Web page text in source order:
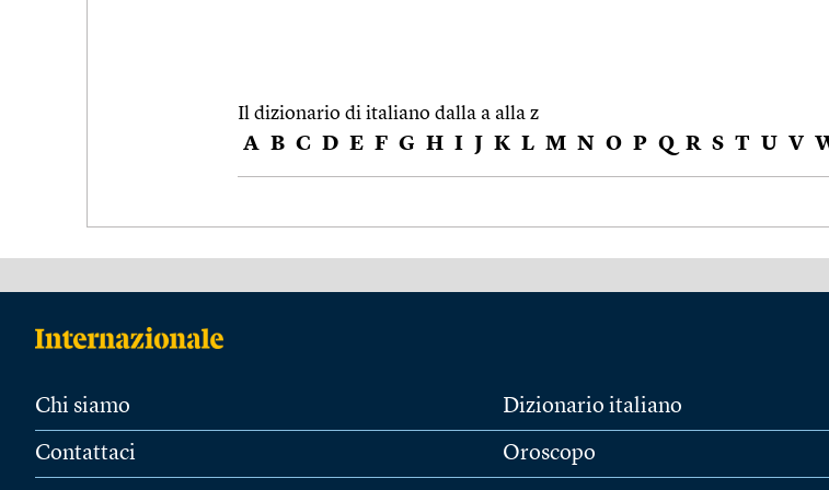
Il dizionario di italiano dalla a alla z
A B C D E F G H I J K L M N O P Q R S T U V
Chi siamo
Contattaci
Dizionario italiano
Oroscopo